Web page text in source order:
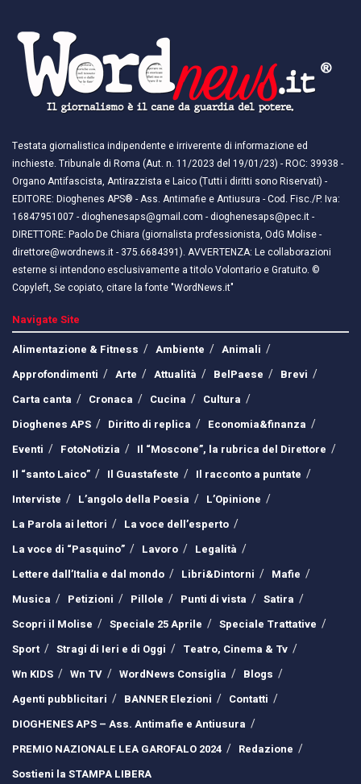
Testata giornalistica indipendente e irriverente di informazione ed
inchieste. Tribunale di Roma (Aut. n. 11/2023 del 19/01/23) - ROC: 39938 -
Organo Antifascista, Antirazzista e Laico (Tutti i diritti sono Riservati) -
EDITORE: Dioghenes APS® - Ass. Antimafie e Antiusura - Cod. Fisc./P. Iva:
16847951007 - dioghenesaps@gmail.com - dioghenesaps@pec.it - ​​
DIRETTORE: Paolo De Chiara (giornalista professionista, OdG Molise -
direttore@wordnews.it - ​​375.6684391). AVVERTENZA: Le collaborazioni
esterne si intendono esclusivamente a titolo Volontario e Gratuito. ©
Copyleft, Se copiato, citare la fonte "WordNews.it"
Navigate Site
Alimentazione & Fitness
Ambiente
Animali
Approfondimenti
Arte Attualità BelPaese
Brevi
Carta canta
Cronaca Cucina
Cultura
Dioghenes APS
Diritto di replica
Economia&finanza
Eventi
FotoNotizia
Il “Moscone”, la rubrica del Direttore
Il “santo Laico”
Il Guastafeste
Il racconto a puntate
Interviste
L’angolo della Poesia
L’Opinione
La Parola ai lettori
La voce dell’esperto
La voce di “Pasquino”
Lavoro
Legalità
Lettere dall’Italia e dal mondo
Libri&Dintorni
Mafie
Musica
Petizioni Pillole Punti di vista
Satira
Scopri il Molise
Speciale 25 Aprile
Speciale Trattative
Sport
Stragi di Ieri e di Oggi
Teatro, Cinema & Tv
Wn KIDS
Wn TV WordNews Consiglia
Blogs
Agenti pubblicitari
BANNER Elezioni
Contatti
DIOGHENES APS – Ass. Antimafie e Antiusura
PREMIO NAZIONALE LEA GAROFALO 2024
Redazione
Sostieni la STAMPA LIBERA